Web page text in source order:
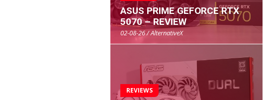
ASUS PRIME GEFORCE RTX
5070 – REVIEW
02-08-26 / AlternativeX
REVIEWS